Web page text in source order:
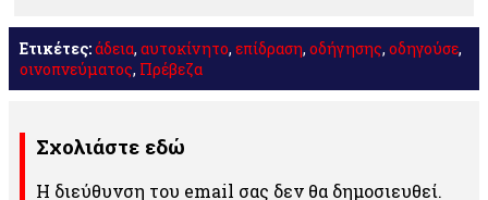
Ετικέτες:άδεια, αυτοκίνητο, επίδραση, οδήγησης, οδηγούσε,
οινοπνεύματος, Πρέβεζα
Σχολιάστε εδώ
Η διεύθυνση του email σας δεν θα δημοσιευθεί.